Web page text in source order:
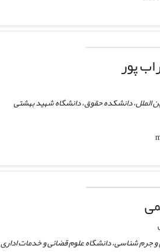
پور
الملل، دانشکده حقوق، دانشگاه شهید بهشتی
جرم شناسی، دانشگاه علوم قضائی و خدمات اداری